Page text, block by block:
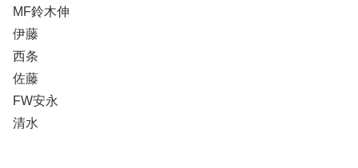
MF鈴木伸
伊藤
西条
佐藤
FW安永
清水